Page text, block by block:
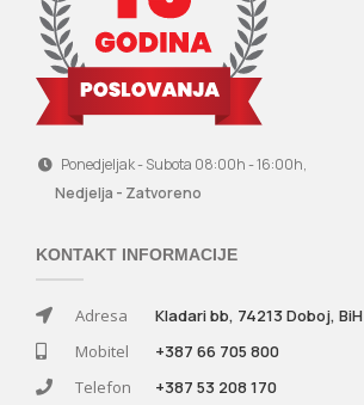
Ponedjeljak - Subota 08:00h - 16:00h,
Nedjelja - Zatvoreno
KONTAKT INFORMACIJE
Adresa
Kladari bb, 74213 Doboj, BiH
Mobitel
+387 66 705 800
Telefon
+387 53 208 170